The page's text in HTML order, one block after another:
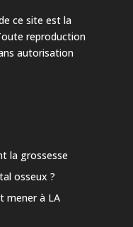
ce site est la
reproduction
autorisation
la grossesse
osseux ?
mener à LA